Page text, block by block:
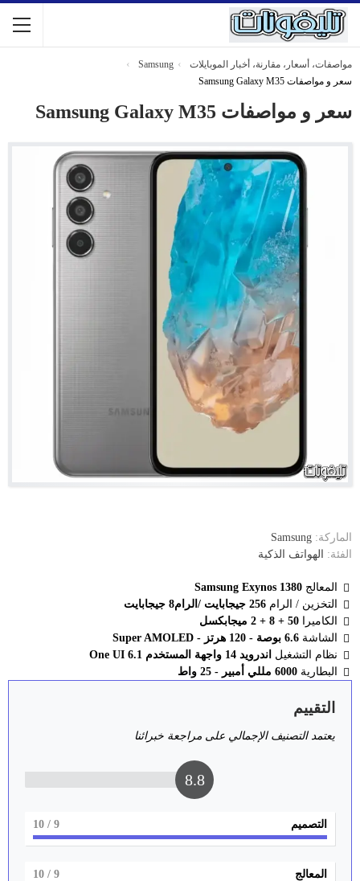
مواصفات، أسعار، مقارنة، أخبار الموبايلات
Samsung
سعر و مواصفات Samsung Galaxy M35
سعر و مواصفات Samsung Galaxy M35
الماركة: Samsung
الفئة:
الهواتف الذكية
المعالج Samsung Exynos 1380
التخزين / الرام 256 جيجابايت /الرام8 جيجابايت
الكاميرا
50 + 8 + 2 ميجابكسل
الشاشة 6.6 بوصة - 120 هرتز - Super AMOLED
نظام التشغيل اندرويد 14 واجهة المستخدم One UI 6.1
البطارية 6000 مللي أمبير - 25 واط
التقييم
يعتمد التصنيف الإجمالي على مراجعة خبرائنا
8.8
التصميم 9
/ 10
المعالج 9
/ 10